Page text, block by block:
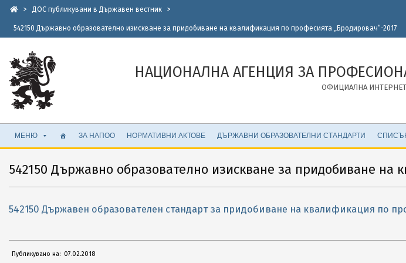
Skip
content
> ДОС публикувани в Държавен вестник >
542150 Държавно образователно изискване за придобиване на квалификация по професията „Бродировач“-2017
НАЦИОНАЛНА АГЕНЦИЯ ЗА
ОФИЦИАЛНА
Secondary
Navigation
ЗА НАПОО НОРМАТИВНИ АКТОВЕ ДЪРЖАВНИ ОБРАЗОВАТЕЛНИ СТАНДАРТИ
МЕНЮ
542150 Държавно образователно изискване за придобиване на
542150 Държавен образователен стандарт за придобиване на квалификация по
Публикувано на: 07.02.2018